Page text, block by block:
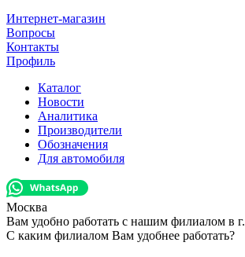
Интернет-магазин
Вопросы
Контакты
Профиль
Каталог
Новости
Аналитика
Производители
Обозначения
Для автомобиля
Москва
Вам удобно работать с нашим филиалом в г.
С каким филиалом Вам удобнее работать?